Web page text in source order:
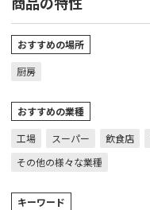
おすすめの場所
厨房
おすすめの業種
工場
スーパー 飲食店
その他の様々な業種
キーワード